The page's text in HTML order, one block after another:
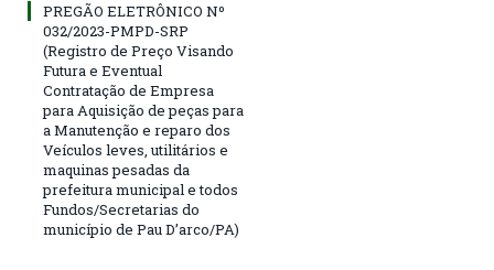
PREGÃO ELETRÔNICO Nº
032/2023-PMPD-SRP
(Registro de Preço Visando
Futura e Eventual
Contratação de Empresa
para Aquisição de peças para
a Manutenção e reparo dos
Veículos leves, utilitários e
maquinas pesadas da
prefeitura municipal e todos
Fundos/Secretarias do
município de Pau D’arco/PA)